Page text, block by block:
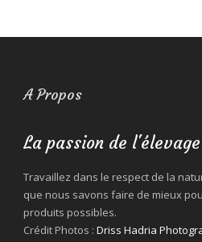
A Propos
La passion de
Travaillez dans le respect de la
que nous savons faire de mieux
produits possibles.
Crédit Photos : Driss Hadria